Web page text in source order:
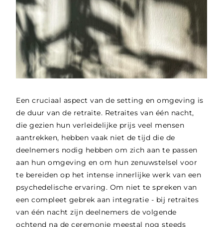
Een cruciaal aspect van de setting en omgeving is
de duur van de retraite. Retraites van één nacht,
die gezien hun verleidelijke prijs veel mensen
aantrekken, hebben vaak niet de tijd die de
deelnemers nodig hebben om zich aan te passen
aan hun omgeving en om hun zenuwstelsel voor
te bereiden op het intense innerlijke werk van een
psychedelische ervaring. Om niet te spreken van
een compleet gebrek aan integratie - bij retraites
van één nacht zijn deelnemers de volgende
ochtend na de ceremonie meestal nog steeds